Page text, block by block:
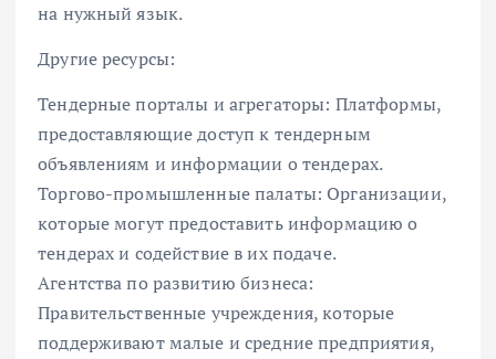
на нужный язык.
Другие ресурсы:
Тендерные порталы и агрегаторы: Платформы,
предоставляющие доступ к тендерным
объявлениям и информации о тендерах.
Торгово-промышленные палаты: Организации,
которые могут предоставить информацию о
тендерах и содействие в их подаче.
Агентства по развитию бизнеса:
Правительственные учреждения, которые
поддерживают малые и средние предприятия,